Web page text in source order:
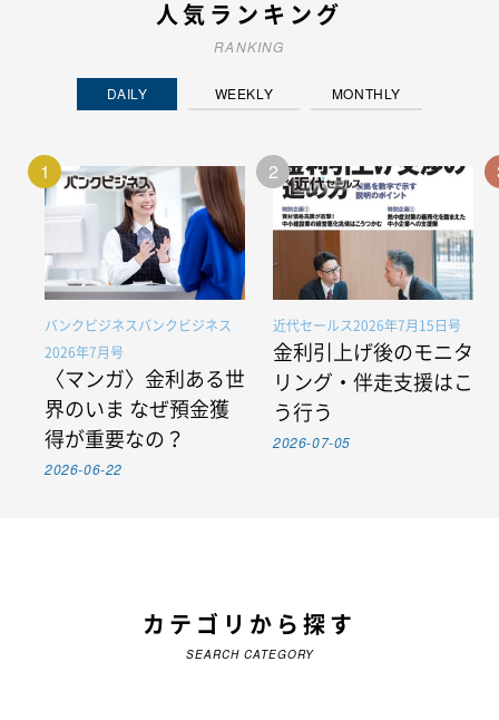
人気ランキング
RANKING
DAILY WEEKLY MONTHLY
1
バンクビジネスバンクビジネス
2026年7月号
〈マンガ〉金利ある世
界のいま なぜ預金獲
得が重要なの？
2026-06-22
2
近代セールス2026年7月15日号
金利引上げ後のモニタ
リング・伴走支援はこ
う行う
2026-07-05
カテゴリから探す
SEARCH CATEGORY